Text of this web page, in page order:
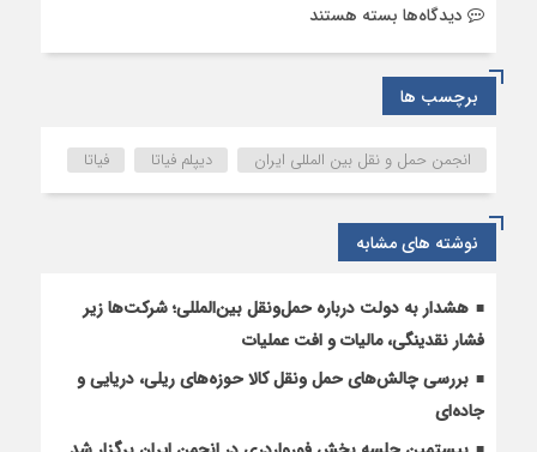
دیدگاه‌ها برای
سازمان
جهانی
فياتا
از
انجمن
ایران
بسته هستند
برچسب ها
انجمن حمل و نقل بین المللی ایران دیپلم فیاتا فیاتا
نوشته های مشابه
هشدار به دولت درباره حمل‌ونقل بین‌المللی؛ شرکت‌ها زیر
فشار نقدینگی، مالیات و افت عملیات
بررسی چالش‌های حمل ونقل کالا حوزه‌های ریلی، دریایی و
جاده‌ای